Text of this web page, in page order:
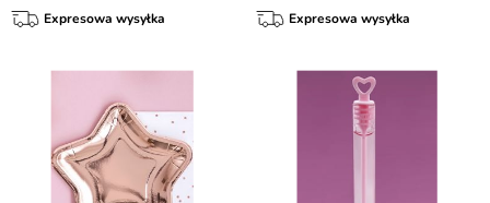
Expresowa wysyłka Expresowa wysyłka